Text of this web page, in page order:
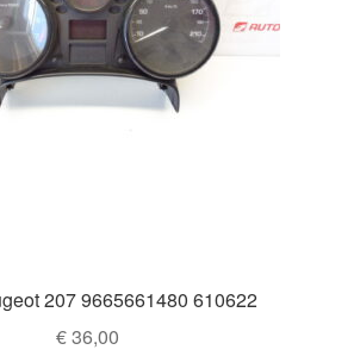
207 9665661480 610622
€36,00